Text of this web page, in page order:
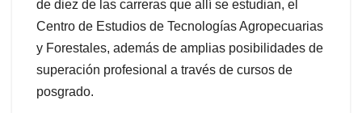
de diez de las carreras que allí se estudian, el
Centro de Estudios de Tecnologías Agropecuarias
y Forestales, además de amplias posibilidades de
superación profesional a través de cursos de
posgrado.